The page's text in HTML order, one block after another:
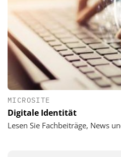
MICROSITE
Digitale Identität
Lesen Sie Fachbeiträge, News